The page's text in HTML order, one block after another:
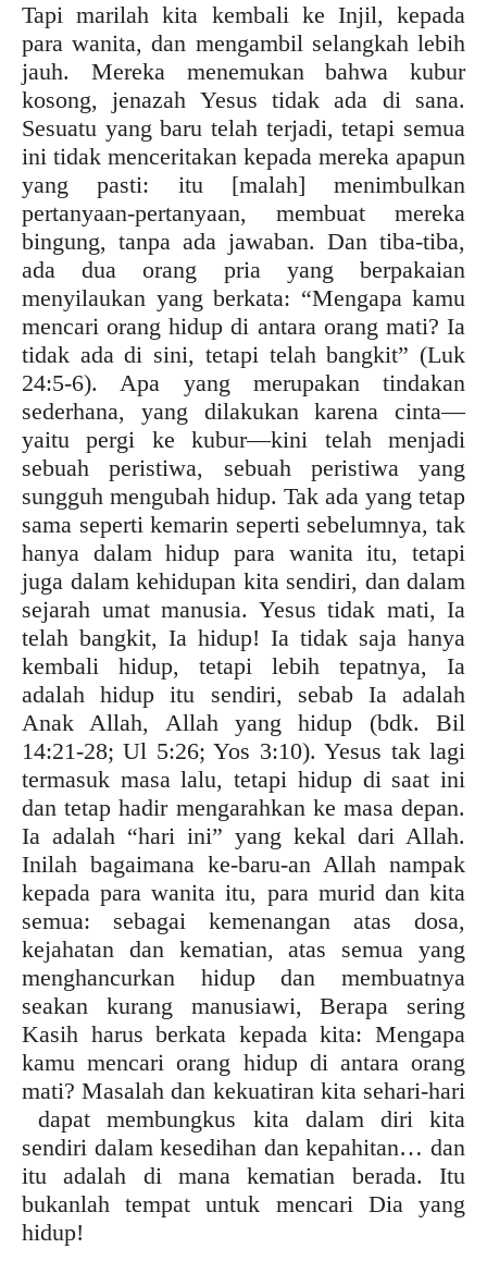
Tapi marilah kita kembali ke Injil, kepada
para wanita, dan mengambil selangkah lebih
jauh. Mereka menemukan bahwa kubur
kosong, jenazah Yesus tidak ada di sana.
Sesuatu yang baru telah terjadi, tetapi semua
ini tidak menceritakan kepada mereka apapun
yang pasti: itu [malah] menimbulkan
pertanyaan-pertanyaan, membuat mereka
bingung, tanpa ada jawaban. Dan tiba-tiba,
ada dua orang pria yang berpakaian
menyilaukan yang berkata: “Mengapa kamu
mencari orang hidup di antara orang mati? Ia
tidak ada di sini, tetapi telah bangkit” (Luk
24:5-6). Apa yang merupakan tindakan
sederhana, yang dilakukan karena cinta—
yaitu pergi ke kubur—kini telah menjadi
sebuah peristiwa, sebuah peristiwa yang
sungguh mengubah hidup. Tak ada yang tetap
sama seperti kemarin seperti sebelumnya, tak
hanya dalam hidup para wanita itu, tetapi
juga dalam kehidupan kita sendiri, dan dalam
sejarah umat manusia. Yesus tidak mati, Ia
telah bangkit, Ia hidup! Ia tidak saja hanya
kembali hidup, tetapi lebih tepatnya, Ia
adalah hidup itu sendiri, sebab Ia adalah
Anak Allah, Allah yang hidup (bdk. Bil
14:21-28; Ul 5:26; Yos 3:10). Yesus tak lagi
termasuk masa lalu, tetapi hidup di saat ini
dan tetap hadir mengarahkan ke masa depan.
Ia adalah “hari ini” yang kekal dari Allah.
Inilah bagaimana ke-baru-an Allah nampak
kepada para wanita itu, para murid dan kita
semua: sebagai kemenangan atas dosa,
kejahatan dan kematian, atas semua yang
menghancurkan hidup dan membuatnya
seakan kurang manusiawi, Berapa sering
Kasih harus berkata kepada kita: Mengapa
kamu mencari orang hidup di antara orang
mati? Masalah dan kekuatiran kita sehari-hari
dapat membungkus kita dalam diri kita
sendiri dalam kesedihan dan kepahitan… dan
itu adalah di mana kematian berada. Itu
bukanlah tempat untuk mencari Dia yang
hidup!